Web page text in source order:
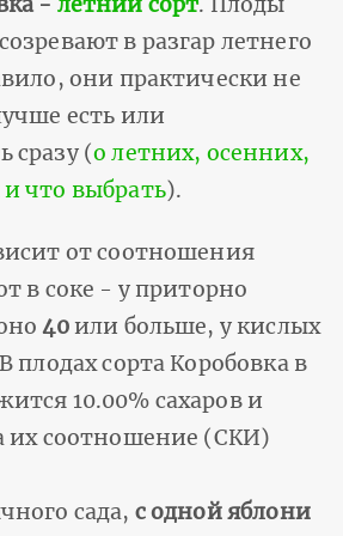
в разгар летнего
они практически не
есть или
сразу (о летних, осенних,
что выбрать).
от соотношения
в соке - у приторно
40или больше, у кислых
плодах сорта Коробовка в
10.00% сахаров и
их соотношение (СКИ)
сада, с одной яблони